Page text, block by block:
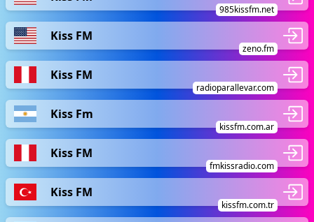
985kissfm.net
Kiss FM
zeno.fm
Kiss FM
radioparallevar.com
Kiss Fm
kissfm.com.ar
Kiss FM
fmkissradio.com
Kiss FM
kissfm.com.tr